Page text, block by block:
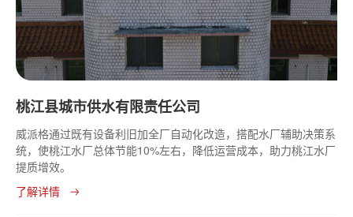
桃江县城市供水有限责任公司
威派格通过既有设备利旧加全厂自动化改造，搭配水厂辅助决策系
统，使桃江水厂总体节能10%左右，降低运营成本，助力桃江水厂
提质增效。
了解详情